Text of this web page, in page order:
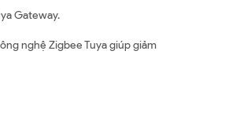
Gateway.
nghệ Zigbee Tuya giúp giảm